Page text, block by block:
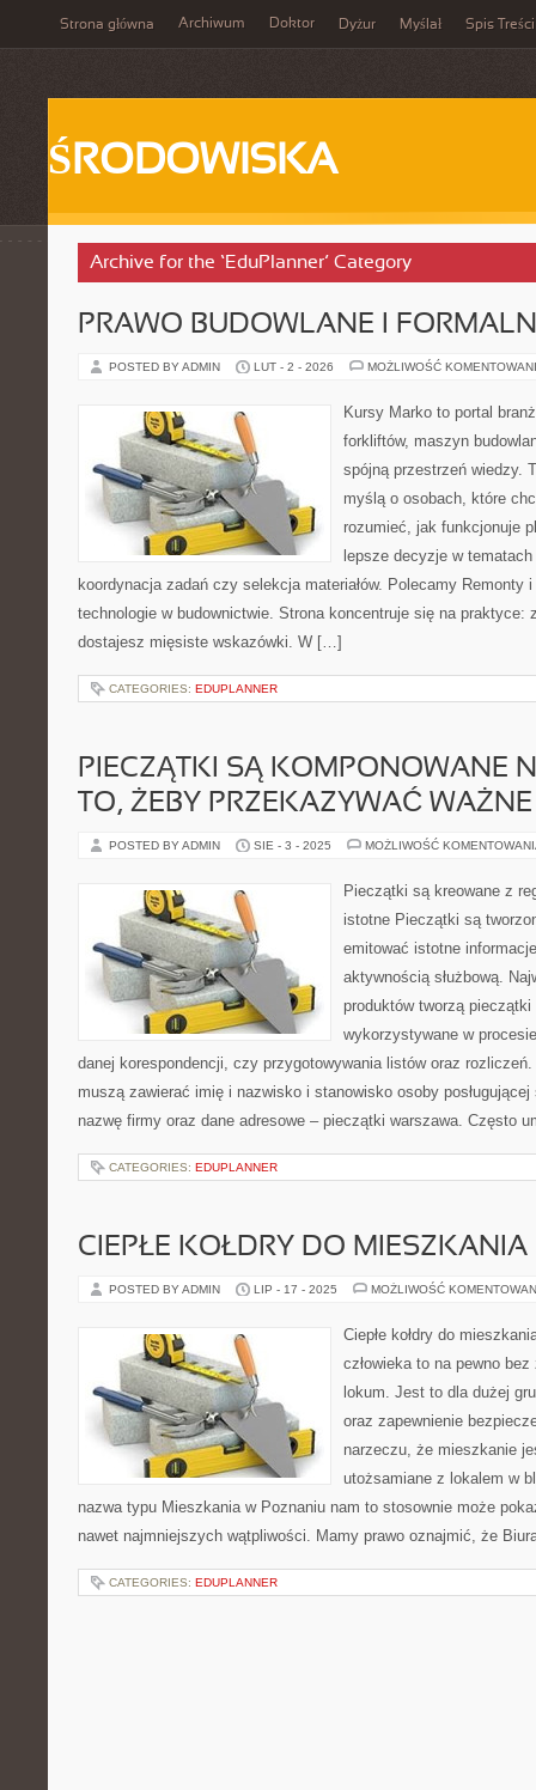
Strona główna Archiwum Doktor Dyżur Myślał Spis Treści
ŚRODOWISKA
Archive for the ‘EduPlanner’ Category
PRAWO BUDOWLANE I
POSTED BY ADMIN LUT - 2 - 2026 MOŻLIWOŚĆ
Kursy Marko to portal
forkliftów, maszyn
spójną przestrzeń wiedzy.
myślą o osobach, które
rozumieć, jak funkcjonuje
lepsze decyzje w
koordynacja zadań czy selekcja materiałów. Polecamy Remonty
technologie w budownictwie. Strona koncentruje się na praktyce:
dostajesz mięsiste wskazówki. W […]
CATEGORIES: EDUPLANNER
PIECZĄTKI SĄ KOMPONOWANE
TO, ŻEBY PRZEKAZYWAĆ WAŻNE
POSTED BY ADMIN SIE - 3 - 2025 MOŻLIWOŚĆ
Pieczątki są kreowane z
istotne Pieczątki są
emitować istotne
aktywnością służbową.
produktów tworzą pieczątki
wykorzystywane w
danej korespondencji, czy przygotowywania listów oraz rozliczeń.
muszą zawierać imię i nazwisko i stanowisko osoby
nazwę firmy oraz dane adresowe – pieczątki warszawa. Często
CATEGORIES: EDUPLANNER
CIEPŁE KOŁDRY DO MIESZKANIA
POSTED BY ADMIN LIP - 17 - 2025 MOŻLIWOŚĆ
Ciepłe kołdry do
człowieka to na pewno
lokum. Jest to dla dużej
oraz zapewnienie
narzeczu, że mieszkanie
utożsamiane z lokalem w
nazwa typu Mieszkania w Poznaniu nam to stosownie może
nawet najmniejszych wątpliwości. Mamy prawo oznajmić, że
CATEGORIES: EDUPLANNER